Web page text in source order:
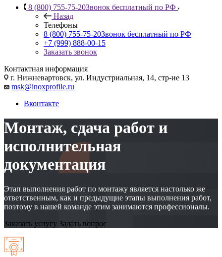
8 (800) 755-75-20Звонок бесплатный по РФ
Назад
Телефоны
8 (800) 755-75-20Звонок бесплатный по РФ
+7 (999) 888-00-15
Заказать звонок
Контактная информация
г. Нижневартовск, ул. Индустриальная, 14, стр-ие 13
msk@inoxprofile.ru
Вконтакте
Монтаж, сдача работ и
исполнительная
документация
Этап выполнения работ по монтажу является настолько же
ответственным, как и предыдущие этапы выполнения работ,
поэтому в нашей команде этим занимаются профессионалы.
Заказать услугу Задать вопрос